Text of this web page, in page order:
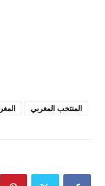
المنتخب المغربي